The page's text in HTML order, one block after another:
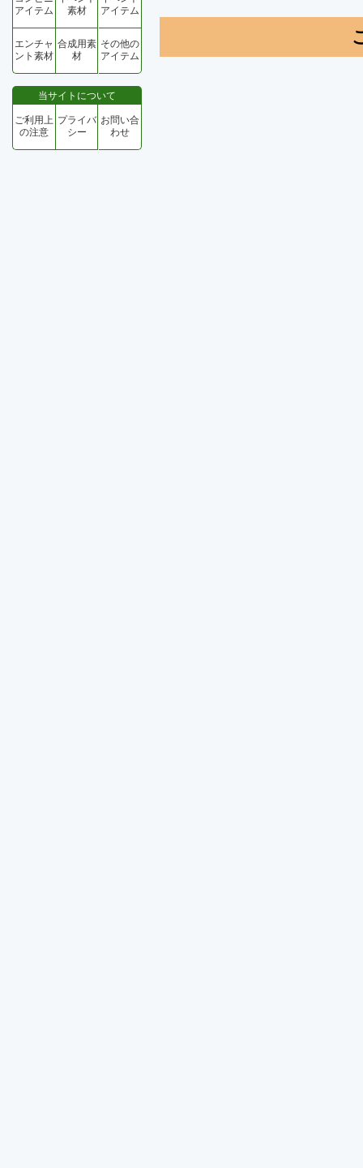
アイテム
素材
アイテム
エンチャ
ント素材
合成用素
材
その他の
アイテム
当サイトについて
ご利用上
の注意
プライバ
シー
お問い合
わせ